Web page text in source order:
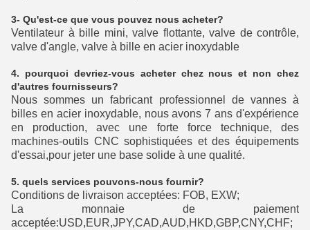
3- Qu'est-ce que vous pouvez nous acheter?
Ventilateur à bille mini, valve flottante, valve de contrôle,
valve d'angle, valve à bille en acier inoxydable
4. pourquoi devriez-vous acheter chez nous et non chez
d'autres fournisseurs?
Nous sommes un fabricant professionnel de vannes à
billes en acier inoxydable, nous avons 7 ans d'expérience
en production, avec une forte force technique, des
machines-outils CNC sophistiquées et des équipements
d'essai,pour jeter une base solide à une qualité.
5. quels services pouvons-nous fournir?
Conditions de livraison acceptées: FOB, EXW;
La monnaie de paiement
acceptée:USD,EUR,JPY,CAD,AUD,HKD,GBP,CNY,CHF;